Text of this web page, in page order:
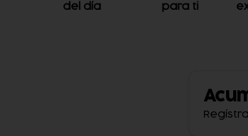
del día
para ti